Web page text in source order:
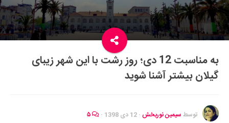
رستوران گردی
آشپزی
سفر و گردشگری
ایران گردی
جهان گردی
موفقیت و مهارت‌های فردی
به مناسبت 12 دی؛ روز رشت با این شهر زیبای
گیلان بیشتر آشنا شوید
توسط سیمین نوربخش · 12 دی 1398 ·